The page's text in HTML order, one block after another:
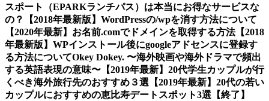
スポート（EPARKランチパス）は本当にお得なサービスな
の？
【2018年最新版】WordPressの/wpを消す方法について
【2020年最新】お名前.comでドメインを取得する方法【2018
年最新版】WPインストール後にgoogleアドセンスに登録す
る方法についてOkey Dokey. 〜海外映画や海外ドラマで頻出
する英語表現の意味〜 【2019年最新】20代学生カップルが行
くべき海外旅行先のおすすめ３選 【2019年最新】20代の若い
カップルにおすすめの恵比寿デートスポット3選 【終了】